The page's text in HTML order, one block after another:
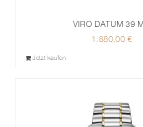
VIRO DATUM 39
1.880,00€
Jetzt kaufen